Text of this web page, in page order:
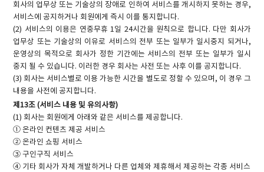
회사의 업무상 또는 기술상의 장애로 인하여 서비스를 개시하지 못하는 경우,
서비스에 공지하거나 회원에게 즉시 이를 통지합니다.
(2) 서비스의 이용은 연중무휴 1일 24시간을 원칙으로 합니다. 다만 회사가
업무상 또는 기술상의 이유로 서비스의 전부 또는 일부가 일시중지 되거나,
운영상의 목적으로 회사가 정한 기간에는 서비스의 전부 또는 일부가 일시
중지 될 수 있습니다. 이러한 경우 회사는 사전 또는 사후 이를 공지합니다.
(3) 회사는 서비스별로 이용 가능한 시간을 별도로 정할 수 있으며, 이 경우 그
내용을 사전에 공지합니다.
제13조 (서비스 내용 및 유의사항)
(1) 회사는 회원에게 아래와 같은 서비스를 제공합니다.
① 온라인 컨텐츠 제공 서비스
② 온라인 쇼핑 서비스
③ 구인구직 서비스
④ 기타 회사가 자체 개발하거나 다른 업체와 제휴해서 제공하는 각종 서비스